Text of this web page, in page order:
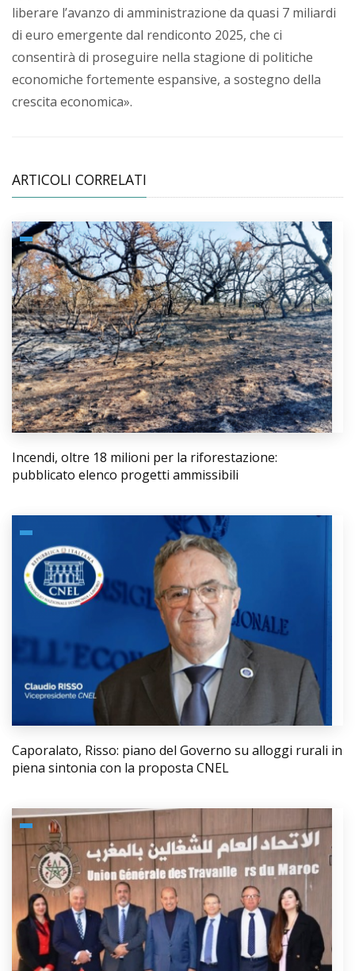
liberare l’avanzo di amministrazione da quasi 7 miliardi
di euro emergente dal rendiconto 2025, che ci
consentirà di proseguire nella stagione di politiche
economiche fortemente espansive, a sostegno della
crescita economica».
ARTICOLI CORRELATI
Incendi, oltre 18 milioni per la riforestazione:
pubblicato elenco progetti ammissibili
Caporalato, Risso: piano del Governo su alloggi rurali in
piena sintonia con la proposta CNEL